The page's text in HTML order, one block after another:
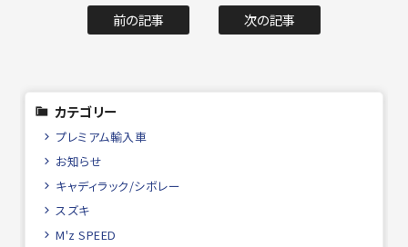
前の記事 次の記事
カテゴリー
プレミアム輸入車
お知らせ
キャディラック/シボレー
スズキ
M'z SPEED